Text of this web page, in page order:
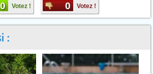
0 Votez ! 0 Votez !
: